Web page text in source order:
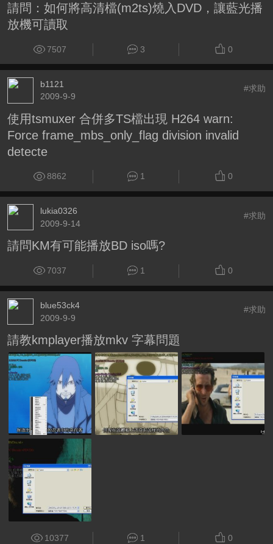
請問：如何將高清檔(m2ts)燒入DVD，讓藍光播
放機可讀取
7507 3 0
b1121
2009-9-9
#求助
使用tsmuxer 合併多TS檔出現 H264 warn:
Force frame_mbs_only_flag division invalid
detecte
8862 1 0
lukia0326
2009-9-14
#求助
請問KM有可能播放BD iso嗎?
7037 1 0
blue53ck4
2009-9-9
#求助
請教kmplayer播放mkv 字幕問題
10377 1 0